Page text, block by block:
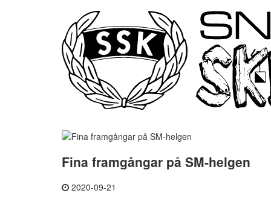
Fina framgångar på SM-helgen
2020-09-21